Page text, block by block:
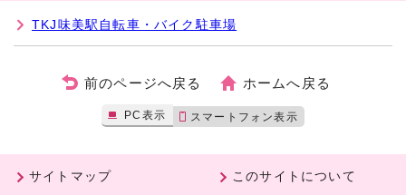
TKJ味美駅自転車・バイク駐車場
前のページへ戻る ホームへ戻る
PC表示 スマートフォン表示
サイトマップ
このサイトについて